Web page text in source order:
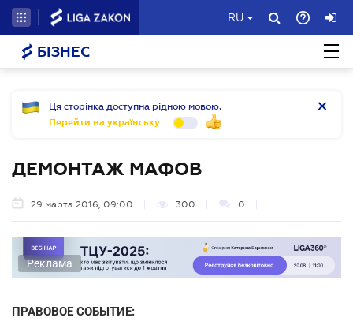
RU
БІЗНЕС
Ця сторінка доступна рідною мовою.
Перейти на українську
ДЕМОНТАЖ МАФОВ
29 марта 2016, 09:00 300 0
Реклама
ПРАВОВОЕ СОБЫТИЕ: